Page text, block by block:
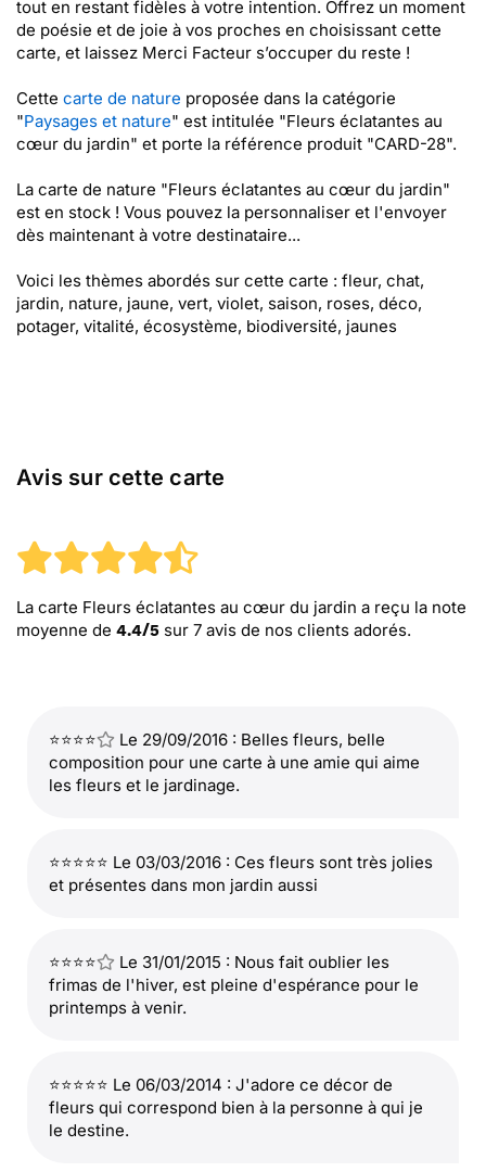
tout en restant fidèles à votre intention. Offrez un moment
de poésie et de joie à vos proches en choisissant cette
carte, et laissez Merci Facteur s’occuper du reste !
Cette carte de nature proposée dans la catégorie
"Paysages et nature" est intitulée "Fleurs éclatantes au
cœur du jardin" et porte la référence produit "CARD-28".
La carte de nature "Fleurs éclatantes au cœur du jardin"
est en stock ! Vous pouvez la personnaliser et l'envoyer
dès maintenant à votre destinataire...
Voici les thèmes abordés sur cette carte : fleur, chat,
jardin, nature, jaune, vert, violet, saison, roses, déco,
potager, vitalité, écosystème, biodiversité, jaunes
Avis sur cette carte
La carte Fleurs éclatantes au cœur du jardin a reçu la note
moyenne de 4.4/5 sur 7 avis de nos clients adorés.
⭐⭐⭐⭐
Le 29/09/2016 : Belles fleurs, belle
composition pour une carte à une amie qui aime
les fleurs et le jardinage.
⭐⭐⭐⭐⭐ Le 03/03/2016 : Ces fleurs sont très jolies
et présentes dans mon jardin aussi
⭐⭐⭐⭐
Le 31/01/2015 : Nous fait oublier les
frimas de l'hiver, est pleine d'espérance pour le
printemps à venir.
⭐⭐⭐⭐⭐ Le 06/03/2014 : J'adore ce décor de
fleurs qui correspond bien à la personne à qui je
le destine.